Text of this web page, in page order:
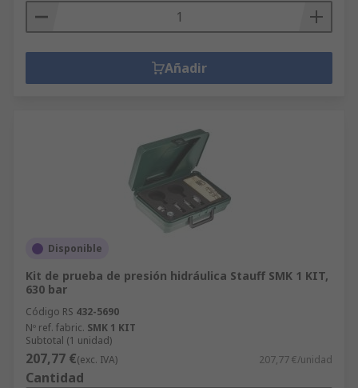
Añadir
Disponible
Kit de prueba de presión hidráulica Stauff SMK 1 KIT,
630 bar
Código RS 432-5690
Nº ref. fabric. SMK 1 KIT
Subtotal (1 unidad)
207,77 €(exc. IVA) 207,77 €/unidad
Cantidad